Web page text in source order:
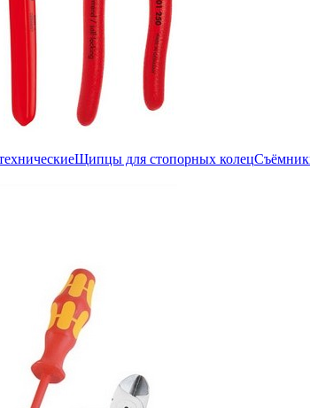
Щипцы для стопорных колец